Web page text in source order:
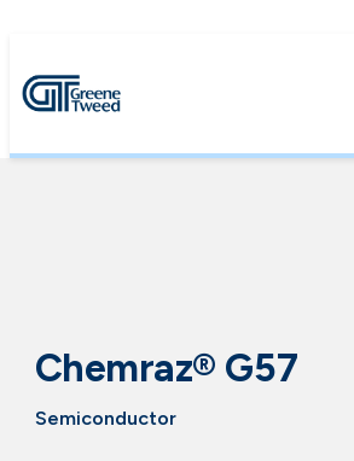
Chemraz® G57
Semiconductor